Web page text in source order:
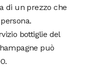
di un prezzo che
bottiglie del
può